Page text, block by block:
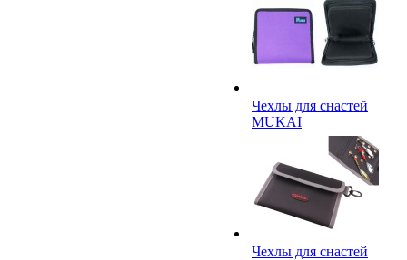
Чехлы для снастей
MUKAI
Чехлы для снастей